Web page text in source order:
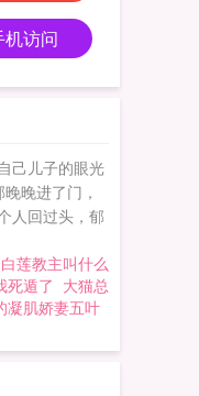
机访问
己儿子的眼光
晚进了门，
人回过头，郁
白莲教主叫什么
死遁了 大猫总
凝肌娇妻五叶